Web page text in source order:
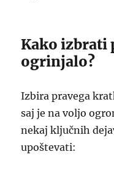
Kako izbrati
ogrinjalo?
Izbira pravega
saj je na voljo
nekaj ključnih
upoštevati: